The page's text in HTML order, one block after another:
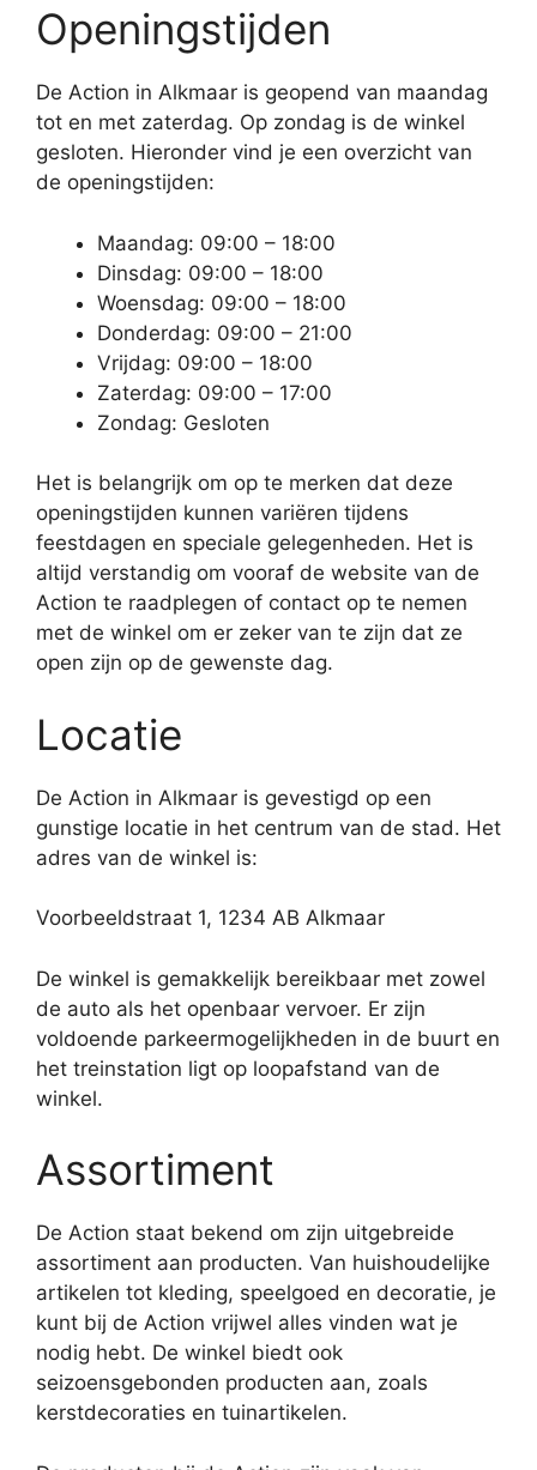
Openingstijden
De Action in Alkmaar is geopend van maandag
tot en met zaterdag. Op zondag is de winkel
gesloten. Hieronder vind je een overzicht van
de openingstijden:
Maandag: 09:00 – 18:00
Dinsdag: 09:00 – 18:00
Woensdag: 09:00 – 18:00
Donderdag: 09:00 – 21:00
Vrijdag: 09:00 – 18:00
Zaterdag: 09:00 – 17:00
Zondag: Gesloten
Het is belangrijk om op te merken dat deze
openingstijden kunnen variëren tijdens
feestdagen en speciale gelegenheden. Het is
altijd verstandig om vooraf de website van de
Action te raadplegen of contact op te nemen
met de winkel om er zeker van te zijn dat ze
open zijn op de gewenste dag.
Locatie
De Action in Alkmaar is gevestigd op een
gunstige locatie in het centrum van de stad. Het
adres van de winkel is:
Voorbeeldstraat 1, 1234 AB Alkmaar
De winkel is gemakkelijk bereikbaar met zowel
de auto als het openbaar vervoer. Er zijn
voldoende parkeermogelijkheden in de buurt en
het treinstation ligt op loopafstand van de
winkel.
Assortiment
De Action staat bekend om zijn uitgebreide
assortiment aan producten. Van huishoudelijke
artikelen tot kleding, speelgoed en decoratie, je
kunt bij de Action vrijwel alles vinden wat je
nodig hebt. De winkel biedt ook
seizoensgebonden producten aan, zoals
kerstdecoraties en tuinartikelen.